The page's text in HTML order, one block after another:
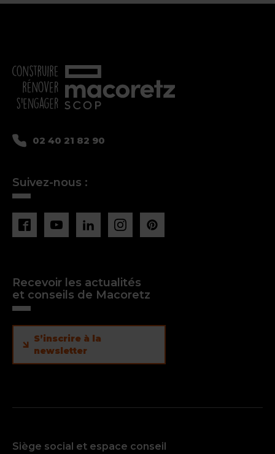
02 40 21 82 90
Suivez-nous :
Recevoir les actualités
et conseils de Macoretz
S’inscrire à la
newsletter
Siège social et espace conseil